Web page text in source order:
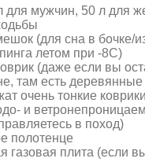
для мужчин, 50 л для
(для сна в бочке/
летом при -8C)
(даже если вы
там есть деревянные
очень тонкие
и
в поход)
полотенце
газовая плита (если